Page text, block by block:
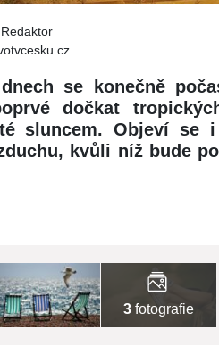
se konečně
dočkat
sluncem. Objeví se
kvůli níž bude
3 fotografie